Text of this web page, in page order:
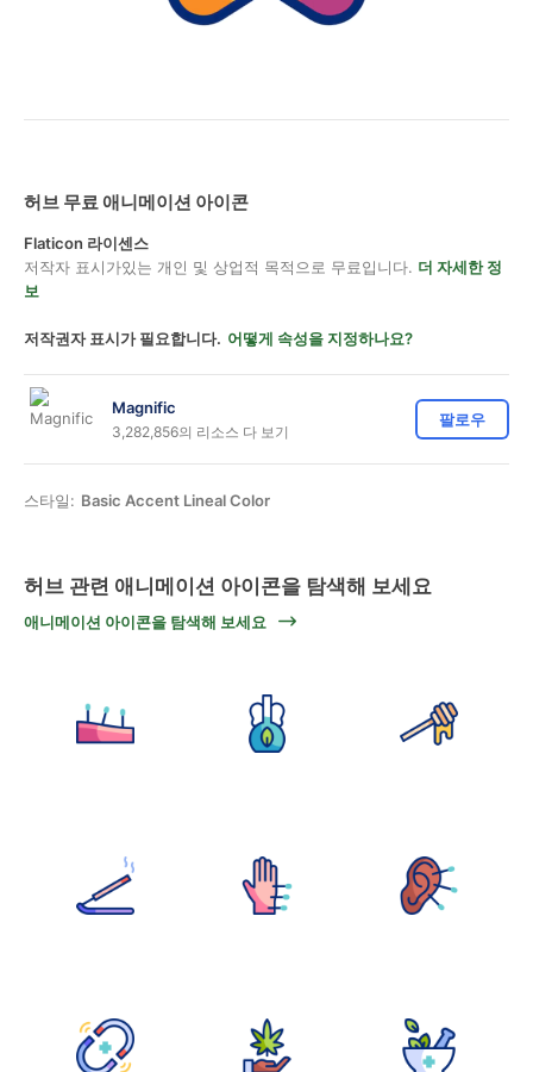
허브 무료 애니메이션 아이콘
Flaticon 라이센스
저작자 표시가있는 개인 및 상업적 목적으로 무료입니다. 더 자세한 정
보
저작권자 표시가 필요합니다. 어떻게 속성을 지정하나요?
Magnific
3,282,856의 리소스 다 보기
팔로우
스타일: Basic Accent Lineal Color
허브 관련 애니메이션 아이콘을 탐색해 보세요
애니메이션 아이콘을 탐색해 보세요